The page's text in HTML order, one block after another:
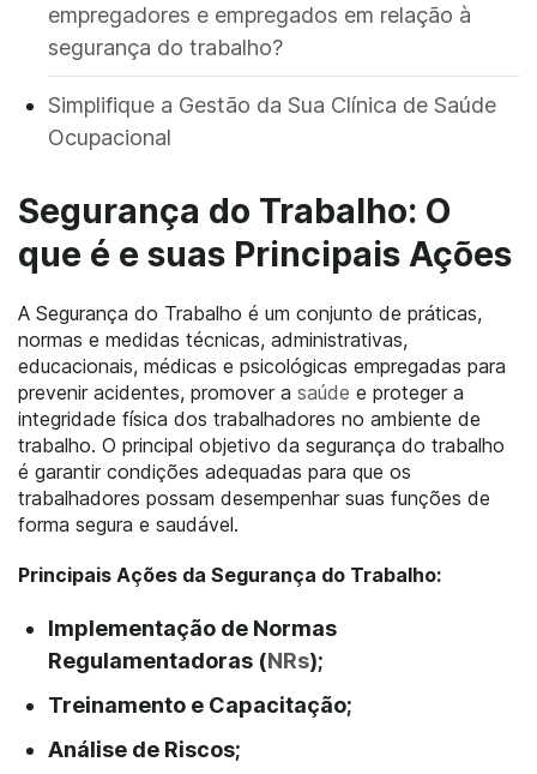
empregadores e empregados em relação à
segurança do trabalho?
Simplifique a Gestão da Sua Clínica de Saúde
Ocupacional
Segurança do Trabalho: O
que é e suas Principais Ações
A Segurança do Trabalho é um conjunto de práticas,
normas e medidas técnicas, administrativas,
educacionais, médicas e psicológicas empregadas para
prevenir acidentes, promover a saúde e proteger a
integridade física dos trabalhadores no ambiente de
trabalho. O principal objetivo da segurança do trabalho
é garantir condições adequadas para que os
trabalhadores possam desempenhar suas funções de
forma segura e saudável.
Principais Ações da Segurança do Trabalho:
Implementação de Normas
Regulamentadoras (NRs);
Treinamento e Capacitação;
Análise de Riscos;